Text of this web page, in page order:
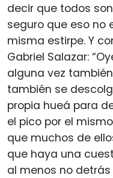
decir que todos
seguro que eso no
misma estirpe. Y
Gabriel Salazar:
alguna vez
también se
propia hueá para
el pico por el
que muchos de
que haya una
al menos no